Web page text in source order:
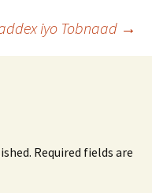
iyo Tobnaad →
Required fields are